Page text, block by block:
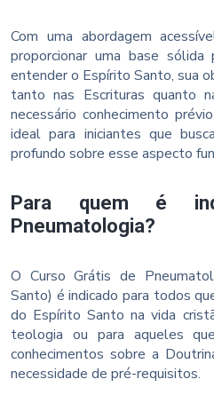
Com uma abordagem
proporcionar uma base
entender o Espírito Santo, sua
tanto nas Escrituras quanto
necessário conhecimento
ideal para iniciantes que
profundo sobre esse aspecto
Para quem é
Pneumatologia?
O Curso Grátis de
Santo) é indicado para todos
do Espírito Santo na vida
teologia ou para aqueles
conhecimentos sobre a
necessidade de pré-requisitos.